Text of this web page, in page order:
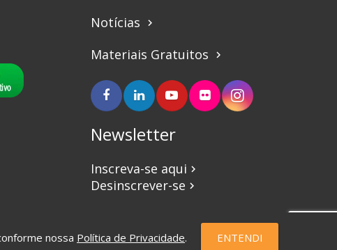
Notícias keyboard_arrow_right
Materiais Gratuitos keyboard_arrow_right
Newsletter
Inscreva-se aqui keyboard_arrow_right
Desinscrever-se keyboard_arrow_right
eSauce | Marketing Digital
nossa Política de Privacidade. ENTENDI